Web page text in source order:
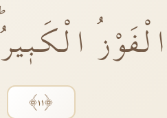
الْكَبٖيرُؕ
﴿١١﴾